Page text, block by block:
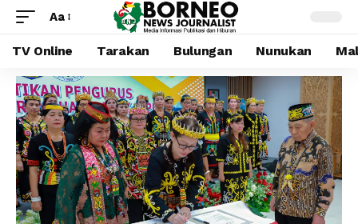
Aa
TV Online Tarakan Bulungan Nunukan